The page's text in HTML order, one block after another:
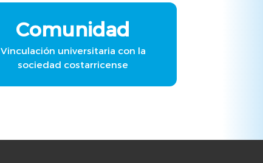
Comunidad
Vinculación universitaria con la
sociedad costarricense